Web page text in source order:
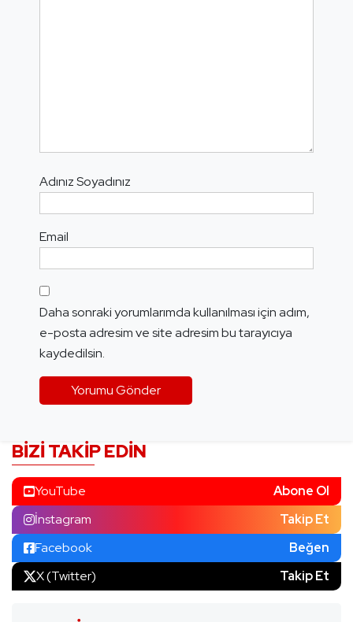
Adınız Soyadınız
Email
Daha sonraki yorumlarımda kullanılması için adım,
e-posta adresim ve site adresim bu tarayıcıya
kaydedilsin.
BIZI TAKIP EDIN
YouTube
Abone Ol
İnstagram
Takip Et
Facebook
Beğen
X (Twitter)
Takip Et